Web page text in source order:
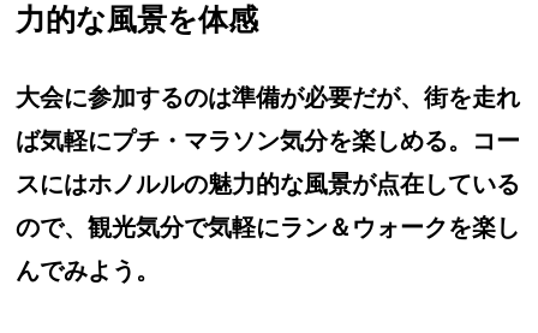
力的な風景を体感
大会に参加するのは準備が必要だが、街を走れ
ば気軽にプチ・マラソン気分を楽しめる。コー
スにはホノルルの魅力的な風景が点在している
ので、観光気分で気軽にラン＆ウォークを楽し
んでみよう。